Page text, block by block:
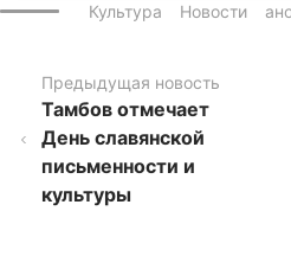
Культура Новости
Предыдущая новость
Тамбов отмечает
День славянской
письменности и
культуры